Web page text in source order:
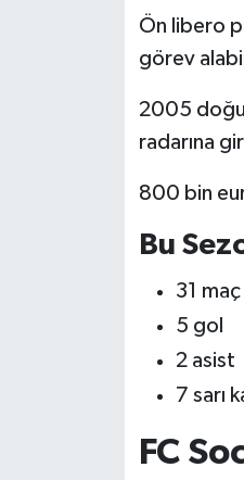
Ön libero
görev
2005
radarına
800 bin
Bu
31
5 gol
2 asist
7 sarı
FC